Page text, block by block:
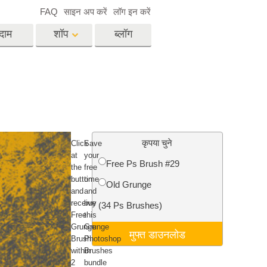
सर्विसेज
फोटो स्टोर स्टेशन सर्विसेज
शॉप ब्लॉग
FAQ साइन अप करें लॉग इन करें
कृपया चुने
Free Ps Brush #29
Old Grunge
(34 Ps Brushes)
मुफ्त डाउनलोड
C lick
at
the
button
and
receive
Free
Grunge
Brush
within
2
Save
your
free
time
and
buy
this
Grunge
Photoshop
Brushes
bundle